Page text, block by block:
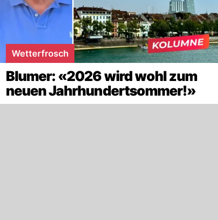
Wetterfrosch
Blumer: «2026 wird wohl zum
neuen Jahrhundertsommer!»